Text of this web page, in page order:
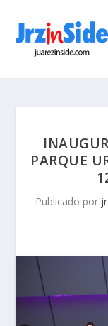
PARQUE
Publicado por